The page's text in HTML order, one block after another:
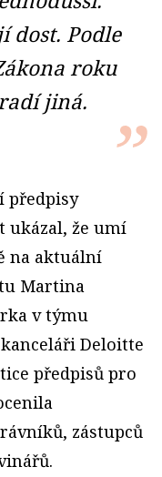
dost. Podle
roku
jiná.
předpisy
ukázal, že umí
na aktuální
Martina
v týmu
Deloitte
předpisů pro
zástupců